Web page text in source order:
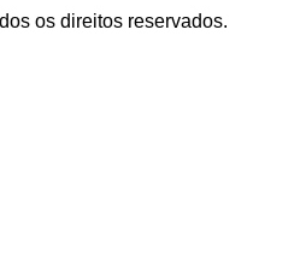
os direitos reservados.